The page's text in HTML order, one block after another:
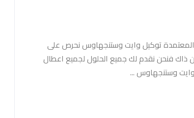
صيانة وستنجهاوس المعتمدة توكيل وايت وستنجهاوس نحرص على
ذاك فنحن نقدم لك جميع الحلول لجميع اعطال
وستنجهاوس ...